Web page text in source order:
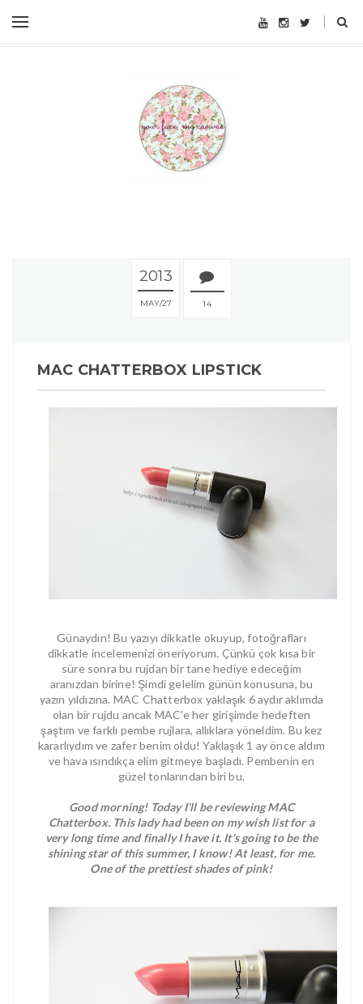
2013
MAY 27 14
MAC CHATTERBOX LIPSTICK
Günaydın! Bu yazıyı dikkatle okuyup, fotoğrafları
dikkatle incelemenizi öneriyorum. Çünkü çok kısa bir
süre sonra bu rujdan bir tane hediye edeceğim
aranızdan birine! Şimdi gelelim günün konusuna, bu
yazın yıldızına. MAC Chatterbox yaklaşık 6 aydır aklımda
olan bir rujdu ancak MAC'e her girişimde hedeften
şaştım ve farklı pembe rujlara, allıklara yöneldim. Bu kez
kararlıydım ve zafer benim oldu! Yaklaşık 1 ay önce aldım
ve hava ısındıkça elim gitmeye başladı. Pembenin en
güzel tonlarından biri bu.
Good morning! Today I'll be reviewing MAC
Chatterbox. This lady had been on my wish list for a
very long time and finally I have it. It's going to be the
shining star of this summer, I know! At least, for me.
One of the prettiest shades of pink!